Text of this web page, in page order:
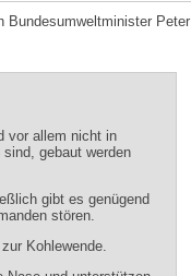
Bundesumweltminister Peter
vor allem nicht in
gebaut werden
gibt es genügend
stören.
Kohlewende.